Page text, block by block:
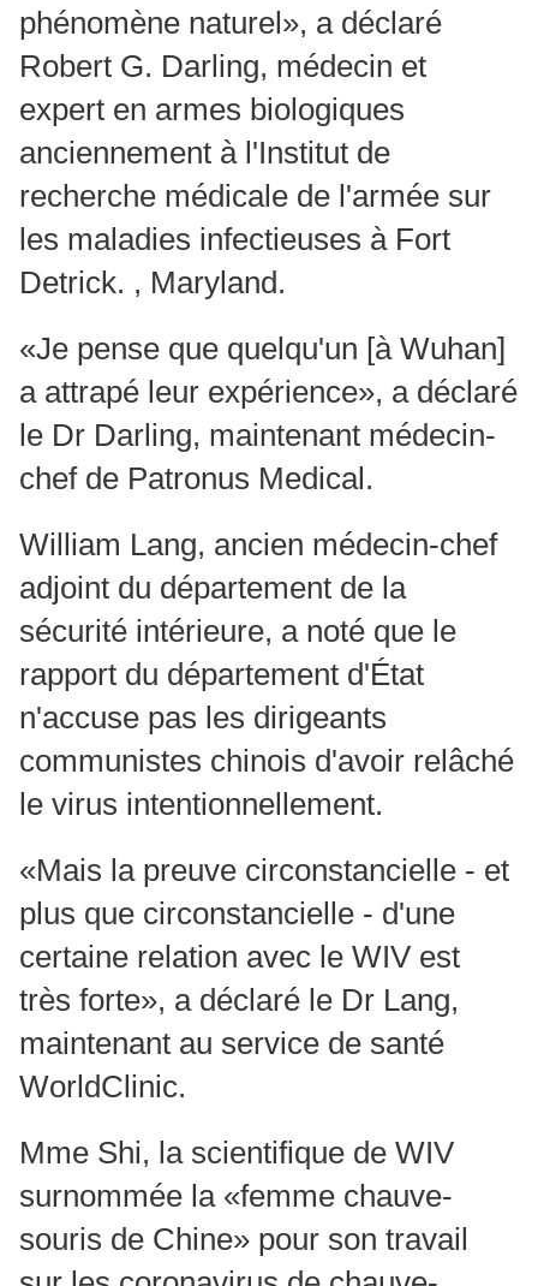
phénomène naturel», a déclaré
Robert G. Darling, médecin et
expert en armes biologiques
anciennement à l'Institut de
recherche médicale de l'armée sur
les maladies infectieuses à Fort
Detrick. , Maryland.
«Je pense que quelqu'un [à Wuhan]
a attrapé leur expérience», a déclaré
le Dr Darling, maintenant médecin-
chef de Patronus Medical.
William Lang, ancien médecin-chef
adjoint du département de la
sécurité intérieure, a noté que le
rapport du département d'État
n'accuse pas les dirigeants
communistes chinois d'avoir relâché
le virus intentionnellement.
«Mais la preuve circonstancielle - et
plus que circonstancielle - d'une
certaine relation avec le WIV est
très forte», a déclaré le Dr Lang,
maintenant au service de santé
WorldClinic.
Mme Shi, la scientifique de WIV
surnommée la «femme chauve-
souris de Chine» pour son travail